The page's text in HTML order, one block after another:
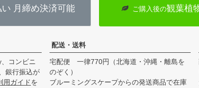
月締め決済可能 ご購入後の観葉植
コンビニ
銀行振込が
用ガイドを
配送・送料
宅配便 一律770円（北海道・沖縄・離島を
のぞく）
ブルーミングスケープからの発送商品で在庫